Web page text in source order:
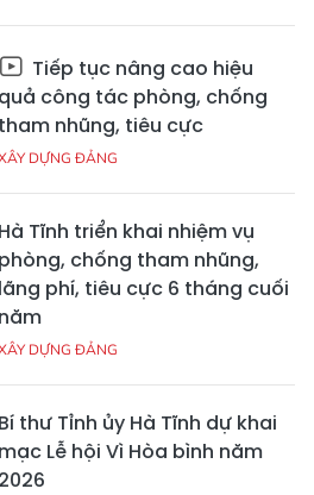
Tiếp tục nâng cao hiệu
quả công tác phòng, chống
tham nhũng, tiêu cực
DỰNG ĐẢNG
Hà Tĩnh triển khai nhiệm vụ
phòng, chống tham nhũng,
lãng phí, tiêu cực 6 tháng cuối
năm
DỰNG ĐẢNG
Bí thư Tỉnh ủy Hà Tĩnh dự khai
mạc Lễ hội Vì Hòa bình năm
2026